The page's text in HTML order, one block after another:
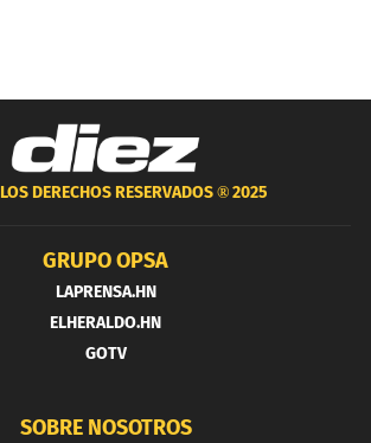
DERECHOS RESERVADOS ®2025
GRUPO OPSA
LAPRENSA.HN
ELHERALDO.HN
GOTV
SOBRE NOSOTROS